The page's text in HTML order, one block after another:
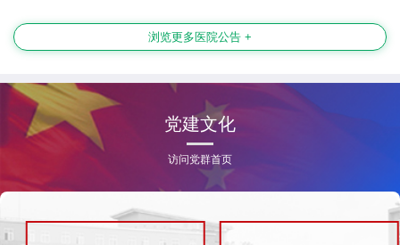
浏览更多医院公告 +
党建文化
访问党群首页